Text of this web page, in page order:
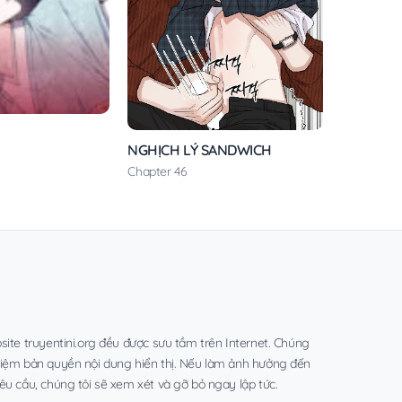
NGHỊCH LÝ SANDWICH
Chapter 46
truyentini.org đều được sưu tầm trên Internet. Chúng
bản quyền nội dung hiển thị. Nếu làm ảnh hưởng đến
cầu, chúng tôi sẽ xem xét và gỡ bỏ ngay lập tức.